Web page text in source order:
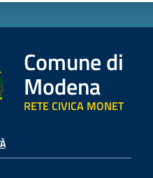
Comune di
Modena
RETE CIVICA MONET